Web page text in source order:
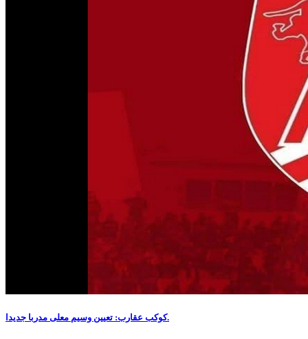
كوكب عقارب: تعيين وسيم معلى مدربا جديدا.